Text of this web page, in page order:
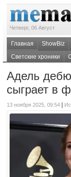
Четверг, 06 Август
Главная ShowBiz
Светские хроники
Адель
сыграет в
13 ноября 2025, 09:54